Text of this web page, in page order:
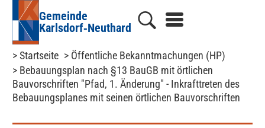
Gemeinde
Karlsdorf‑Neuthard
> Startseite > Öffentliche Bekanntmachungen (HP)
> Bebauungsplan nach §13 BauGB mit örtlichen
Bauvorschriften "Pfad, 1. Änderung" - Inkrafttreten des
Bebauungsplanes mit seinen örtlichen Bauvorschriften